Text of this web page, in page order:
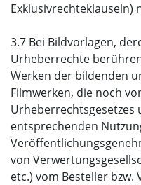
Exklusivrechteklauseln)
3.7 Bei Bildvorlagen,
Urheberrechte
Werken der bildenden
Filmwerken, die noch
Urheberrechtsgesetzes
entsprechenden
von
etc.) vom Besteller